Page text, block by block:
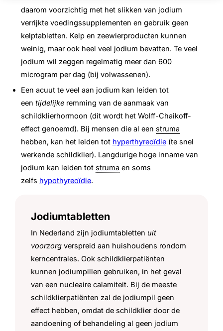
daarom voorzichtig met het slikken van jodium
verrijkte voedingssupplementen en gebruik geen
kelptabletten. Kelp en zeewierproducten kunnen
weinig, maar ook heel veel jodium bevatten. Te veel
jodium wil zeggen regelmatig meer dan 600
microgram per dag (bij volwassenen).
Een acuut te veel aan jodium kan leiden tot
een tijdelijkeremming van de aanmaak van
schildklierhormoon (dit wordt het Wolff-Chaikoff-
effect genoemd). Bij mensen die al een struma
hebben, kan het leiden tot hyperthyreoïdie(te snel
werkende schildklier). Langdurige hoge inname van
jodium kan leiden tot struma en soms
zelfs hypothyreoïdie.
Jodiumtabletten
In Nederland zijn jodiumtabletten uit
voorzorg verspreid aan huishoudens rondom
kerncentrales. Ook schildklierpatiënten
kunnen jodiumpillen gebruiken, in het geval
van een nucleaire calamiteit. Bij de meeste
schildklierpatiënten zal de jodiumpil geen
effect hebben, omdat de schildklier door de
aandoening of behandeling al geen jodium